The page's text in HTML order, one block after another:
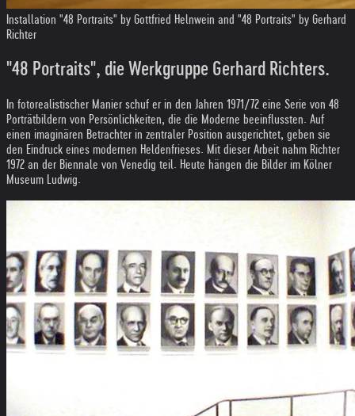
Installation "48 Portraits" by Gottfried Helnwein and "48 Portraits" by Gerhard
Richter
"48 Portraits", die Werkgruppe Gerhard Richters.
In fotorealistischer Manier schuf er in den Jahren 1971/72 eine Serie von 48
Porträtbildern von Persönlichkeiten, die die Moderne beeinflussten. Auf
einen imaginären Betrachter in zentraler Position ausgerichtet, geben sie
den Eindruck eines modernen Heldenfrieses. Mit dieser Arbeit nahm Richter
1972 an der Biennale von Venedig teil. Heute hängen die Bilder im Kölner
Museum Ludwig.